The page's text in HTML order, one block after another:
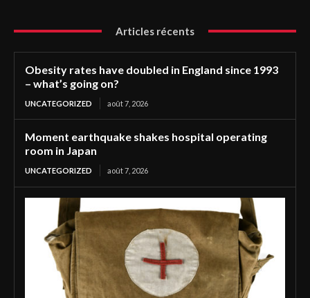
Articles récents
Obesity rates have doubled in England since 1993
– what’s going on?
UNCATEGORIZED août 7, 2026
Moment earthquake shakes hospital operating
room in Japan
UNCATEGORIZED août 7, 2026